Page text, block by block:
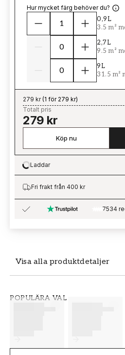
Visa alla produktdetaljer
POPULÄRA VAL
Hur mycket färg behöver du?
0,9L
3.5 m²
2,7L
9.5 m²
9L
31.5 m²
279 kr(1 för 279 kr)
Totalt pris
279 kr
Köp nu
Loading…
Laddar
Fri frakt från 400 kr
7534